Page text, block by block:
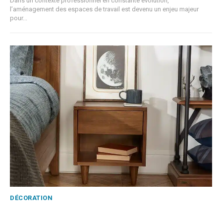
l’aménagement des espaces de travail est devenu un enjeu majeur
pour...
DÉCORATION